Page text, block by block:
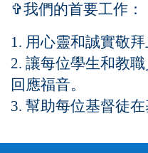
✞我們的首要工作：
1. 用心靈和誠實敬拜
2. 讓每位學生和教職
回應福音。
3. 幫助每位基督徒在